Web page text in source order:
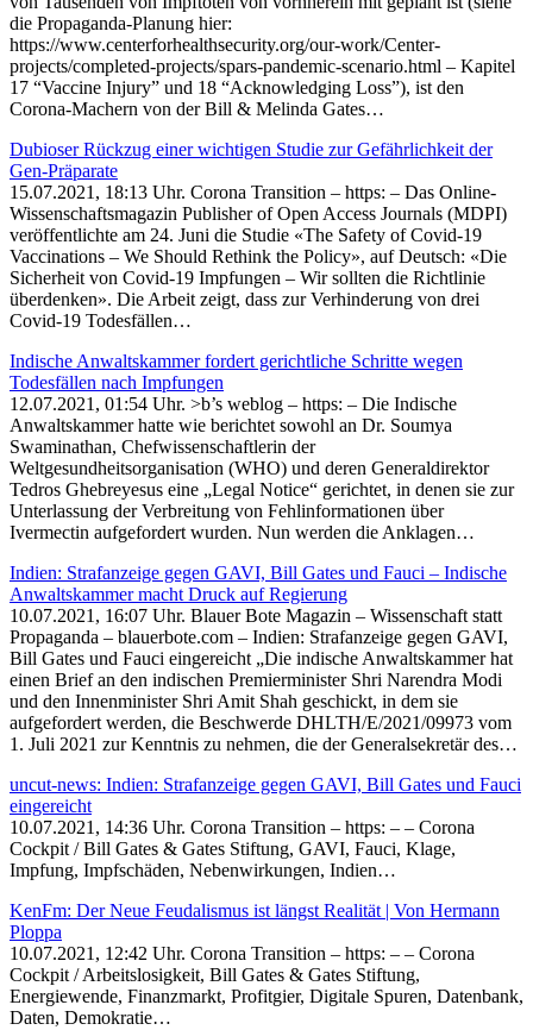
die Propaganda-Planung hier:
https://www.centerforhealthsecurity.org/our-work/Center-
projects/completed-projects/spars-pandemic-scenario.html – Kapitel
17 “Vaccine Injury” und 18 “Acknowledging Loss”), ist den
Corona-Machern von der Bill & Melinda Gates…
Dubioser Rückzug einer wichtigen Studie zur Gefährlichkeit der
Gen-Präparate
15.07.2021, 18:13 Uhr. Corona Transition – https: – Das Online-
Wissenschaftsmagazin Publisher of Open Access Journals (MDPI)
veröffentlichte am 24. Juni die Studie «The Safety of Covid-19
Vaccinations – We Should Rethink the Policy», auf Deutsch: «Die
Sicherheit von Covid-19 Impfungen – Wir sollten die Richtlinie
überdenken». Die Arbeit zeigt, dass zur Verhinderung von drei
Covid-19 Todesfällen…
Indische Anwaltskammer fordert gerichtliche Schritte wegen
Todesfällen nach Impfungen
12.07.2021, 01:54 Uhr. >b’s weblog – https: – Die Indische
Anwaltskammer hatte wie berichtet sowohl an Dr. Soumya
Swaminathan, Chefwissenschaftlerin der
Weltgesundheitsorganisation (WHO) und deren Generaldirektor
Tedros Ghebreyesus eine „Legal Notice“ gerichtet, in denen sie zur
Unterlassung der Verbreitung von Fehlinformationen über
Ivermectin aufgefordert wurden. Nun werden die Anklagen…
Indien: Strafanzeige gegen GAVI, Bill Gates und Fauci – Indische
Anwaltskammer macht Druck auf Regierung
10.07.2021, 16:07 Uhr. Blauer Bote Magazin – Wissenschaft statt
Propaganda – blauerbote.com – Indien: Strafanzeige gegen GAVI,
Bill Gates und Fauci eingereicht „Die indische Anwaltskammer hat
einen Brief an den indischen Premierminister Shri Narendra Modi
und den Innenminister Shri Amit Shah geschickt, in dem sie
aufgefordert werden, die Beschwerde DHLTH/E/2021/09973 vom
1. Juli 2021 zur Kenntnis zu nehmen, die der Generalsekretär des…
uncut-news: Indien: Strafanzeige gegen GAVI, Bill Gates und Fauci
eingereicht
10.07.2021, 14:36 Uhr. Corona Transition – https: – – Corona
Cockpit / Bill Gates & Gates Stiftung, GAVI, Fauci, Klage,
Impfung, Impfschäden, Nebenwirkungen, Indien…
KenFm: Der Neue Feudalismus ist längst Realität | Von Hermann
Ploppa
10.07.2021, 12:42 Uhr. Corona Transition – https: – – Corona
Cockpit / Arbeitslosigkeit, Bill Gates & Gates Stiftung,
Energiewende, Finanzmarkt, Profitgier, Digitale Spuren, Datenbank,
Daten, Demokratie…